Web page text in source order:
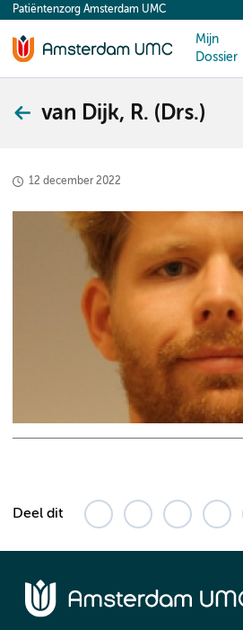
content
Patiëntenzorg Amsterdam UMC
Mijn
Dossier
van Dijk, R. (Drs.)
12 december 2022
Deel dit